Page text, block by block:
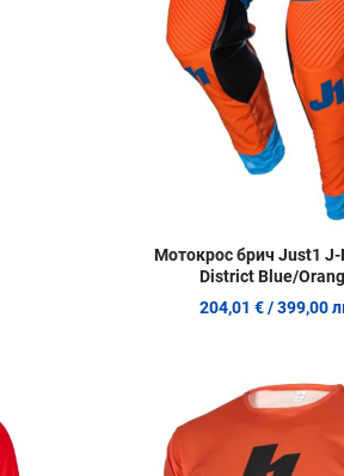
Мотокрос брич Just1 J-
District Blue/
204,01 € / 399,00
Сравни продукт